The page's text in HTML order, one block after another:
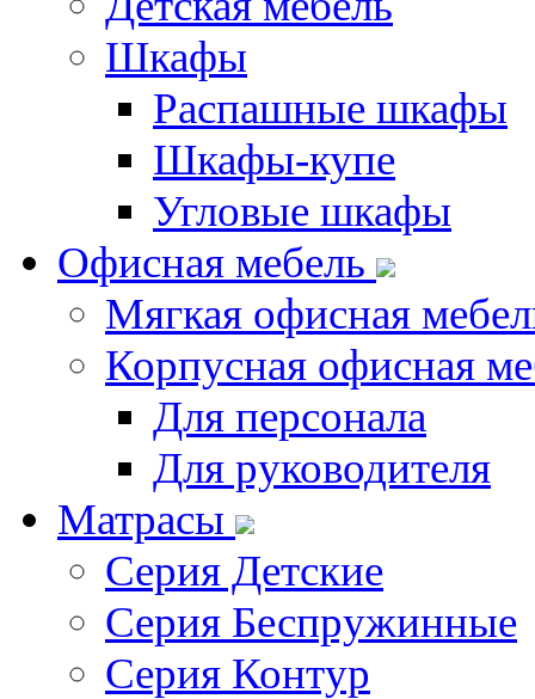
Шкафы
Распашные шкафы
Шкафы-купе
Угловые шкафы
Офисная мебель
Мягкая офисная
Корпусная офисная
Для персонала
Для руководителя
Матрасы
Серия Детские
Серия Беспружинные
Серия Контур